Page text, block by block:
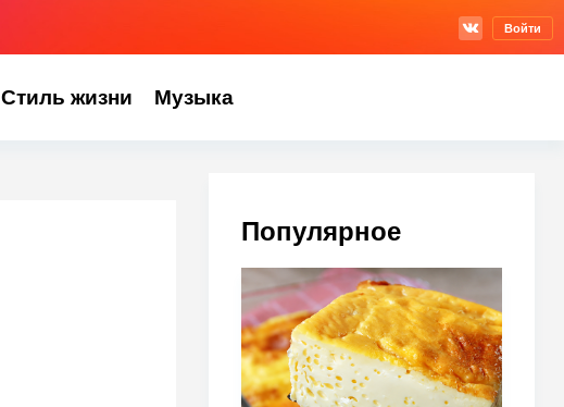
Войти
Стиль жизни Музыка
Популярное